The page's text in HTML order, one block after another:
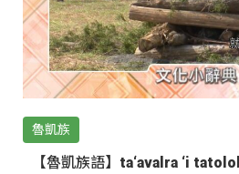
魯凱族
【魯凱族語】ta‘avalra ‘i